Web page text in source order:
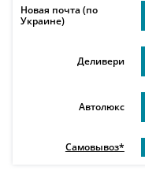
Новая почта (по
Украине)
Деливери
Автолюкс
Самовывоз*